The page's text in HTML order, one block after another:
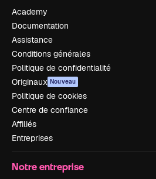
Academy
Documentation
Assistance
Conditions générales
Politique de confidentialité
Originaux Nouveau
Politique de cookies
Centre de confiance
Affiliés
Entreprises
Notre entreprise